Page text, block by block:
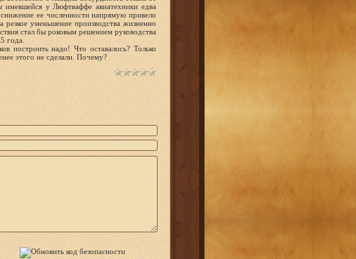
у Люфтваффе авиатехники едва
ее численности напрямую привело
уменьшение производства жизненно
стал бы роковым решением руководства
года.
построить надо! Что оставалось? Только
этого не сделали. Почему?